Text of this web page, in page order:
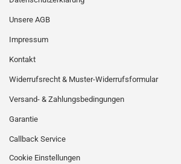
Unsere AGB
Impressum
Kontakt
Widerrufsrecht & Muster-Widerrufsformular
Versand- & Zahlungsbedingungen
Garantie
Callback Service
Cookie Einstellungen